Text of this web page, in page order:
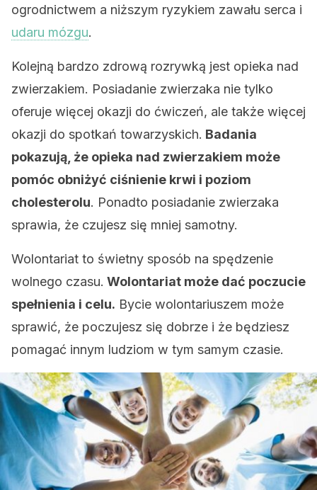
ogrodnictwem a niższym ryzykiem zawału serca i
udaru mózgu.
Kolejną bardzo zdrową rozrywką jest opieka nad
zwierzakiem. Posiadanie zwierzaka nie tylko
oferuje więcej okazji do ćwiczeń, ale także więcej
okazji do spotkań towarzyskich. Badania
pokazują, że opieka nad zwierzakiem może
pomóc obniżyć ciśnienie krwi i poziom
cholesterolu. Ponadto posiadanie zwierzaka
sprawia, że czujesz się mniej samotny.
Wolontariat to świetny sposób na spędzenie
wolnego czasu. Wolontariat może dać poczucie
spełnienia i celu. Bycie wolontariuszem może
sprawić, że poczujesz się dobrze i że będziesz
pomagać innym ludziom w tym samym czasie.